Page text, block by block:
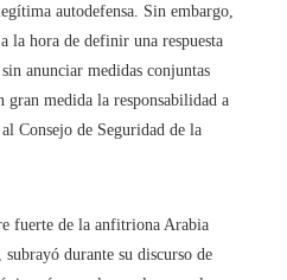
autodefensa. Sin embargo,
la hora de definir una respuesta
anunciar medidas conjuntas
gran medida la responsabilidad a
Consejo de Seguridad de la
fuerte de la anfitriona Arabia
durante su discurso de